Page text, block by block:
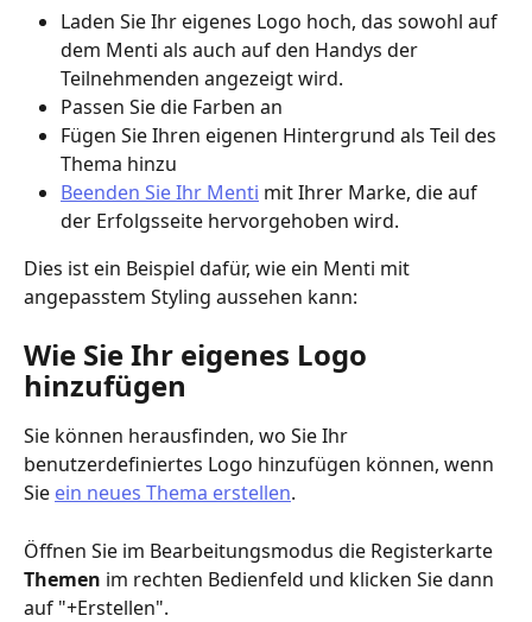
Laden Sie Ihr eigenes Logo hoch, das sowohl auf
dem Menti als auch auf den Handys der
Teilnehmenden angezeigt wird.
Passen Sie die Farben an
Fügen Sie Ihren eigenen Hintergrund als Teil des
Thema hinzu
Beenden Sie Ihr Menti mit Ihrer Marke, die auf
der Erfolgsseite hervorgehoben wird.
Dies ist ein Beispiel dafür, wie ein Menti mit
angepasstem Styling aussehen kann:
Wie Sie Ihr eigenes Logo
hinzufügen
Sie können herausfinden, wo Sie Ihr
benutzerdefiniertes Logo hinzufügen können, wenn
Sie ein neues Thema erstellen.
Öffnen Sie im Bearbeitungsmodus die Registerkarte
Themen im rechten Bedienfeld und klicken Sie dann
auf "+Erstellen".